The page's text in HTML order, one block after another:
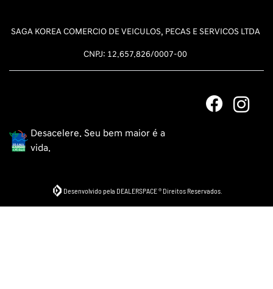
SAGA KOREA COMERCIO DE VEICULOS, PECAS E SERVICOS LTDA
CNPJ: 12.657.826/0007-00
Desacelere. Seu bem maior é a
vida.
Desenvolvido pela DEALERSPACE ® Direitos Reservados.